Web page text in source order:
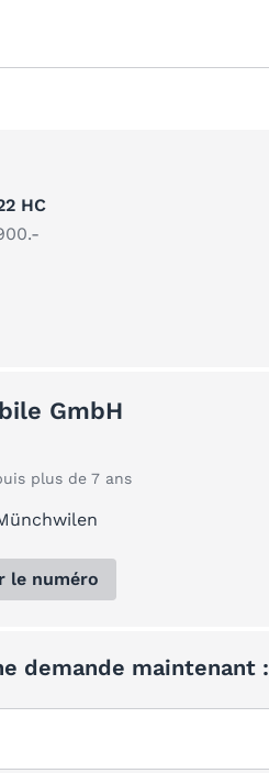
HC
GmbH
plus de 7 ans
le numéro
demande maintenant :